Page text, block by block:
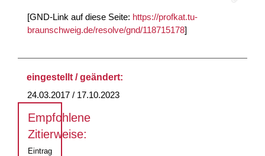
[GND-Link auf diese Seite: https://profkat.tu-
braunschweig.de/resolve/gnd/118715178]
eingestellt / geändert:
24.03.2017 / 17.10.2023
Empfohlene
Zitierweise:
Eintrag